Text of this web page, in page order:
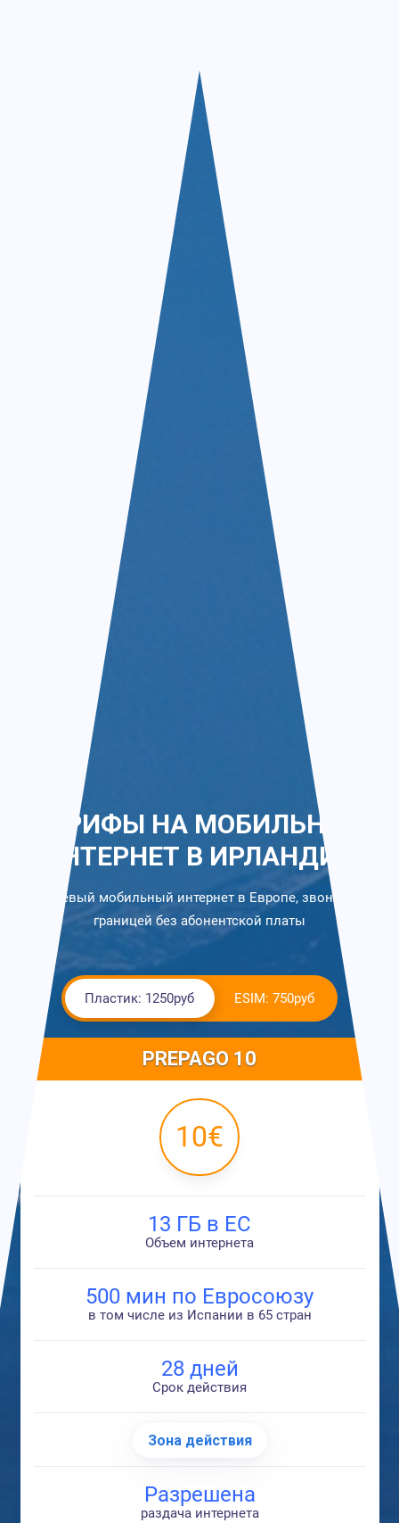
ТАРИФЫ НА МОБИЛЬНЫЙ
ИНТЕРНЕТ В ИРЛАНДИИ
Дешевый мобильный интернет в Европе, звонки за
границей без абонентской платы
Пластик: 1250руб ESIM: 750руб
PREPAGO 10
10€
13 ГБ в ЕС
Объем интернета
500 мин по Евросоюзу
в том числе из Испании в 65 стран
28 дней
Срок действия
Зона действия
Разрешена
раздача интернета